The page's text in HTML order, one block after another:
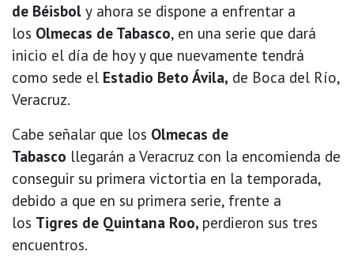
de Béisbol y ahora se dispone a enfrentar a
los Olmecas de Tabasco, en una serie que dará
inicio el día de hoy y que nuevamente tendrá
como sede el Estadio Beto Ávila, de Boca del Río,
Veracruz.
Cabe señalar que los Olmecas de
Tabasco llegarán a Veracruz con la encomienda de
conseguir su primera victortia en la temporada,
debido a que en su primera serie, frente a
los Tigres de Quintana Roo, perdieron sus tres
encuentros.